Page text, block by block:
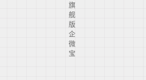
旗
舰
版
企
微
宝